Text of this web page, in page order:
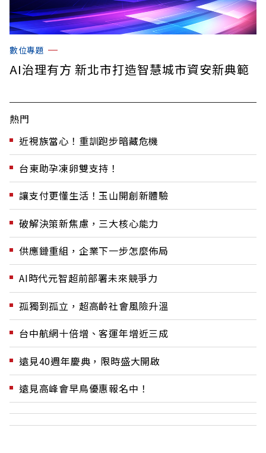
數位專題
AI治理有方 新北市打造智慧城市資安新典範
熱門
近視族當心！重訓跑步暗藏危機
台東助孕凍卵雙支持！
讓支付更懂生活！玉山開創新體驗
破解決策新焦慮，三大核心能力
供應鏈重組，企業下一步怎麼佈局
AI時代元智超前部署未來競爭力
孤獨到孤立，超高齡社會風險升溫
台中航網十倍增、客運年增近三成
遠見40週年慶典，限時盛大開啟
遠見高峰會早鳥優惠報名中！